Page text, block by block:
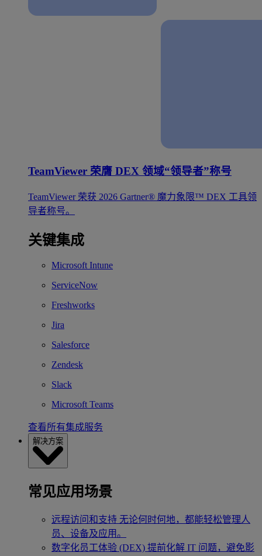
TeamViewer 荣膺 DEX 领域“领导者”称号
TeamViewer 荣获 2026 Gartner® 魔力象限™ DEX 工具领
导者称号。
关键集成
Microsoft Intune
ServiceNow
Freshworks
Jira
Salesforce
Zendesk
Slack
Microsoft Teams
查看所有集成服务
解决方案
常见应用场景
远程访问和支持 无论何时何地，都能轻松管理人
员、设备及应用。
数字化员工体验 (DEX) 提前化解 IT 问题，避免影